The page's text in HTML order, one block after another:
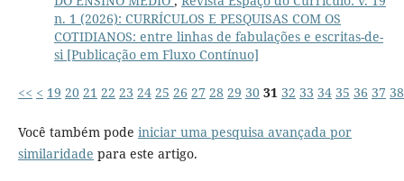
n. 1 (2026): CURRÍCULOS E PESQUISAS COM OS
COTIDIANOS: entre linhas de fabulações e escritas-de-
si [Publicação em Fluxo Contínuo]
<< < 19 20 21 22 23 24 25 26 27 28 29 30 31 32 33 34 35 36 37 38
Você também pode iniciar uma pesquisa avançada por
similaridade para este artigo.